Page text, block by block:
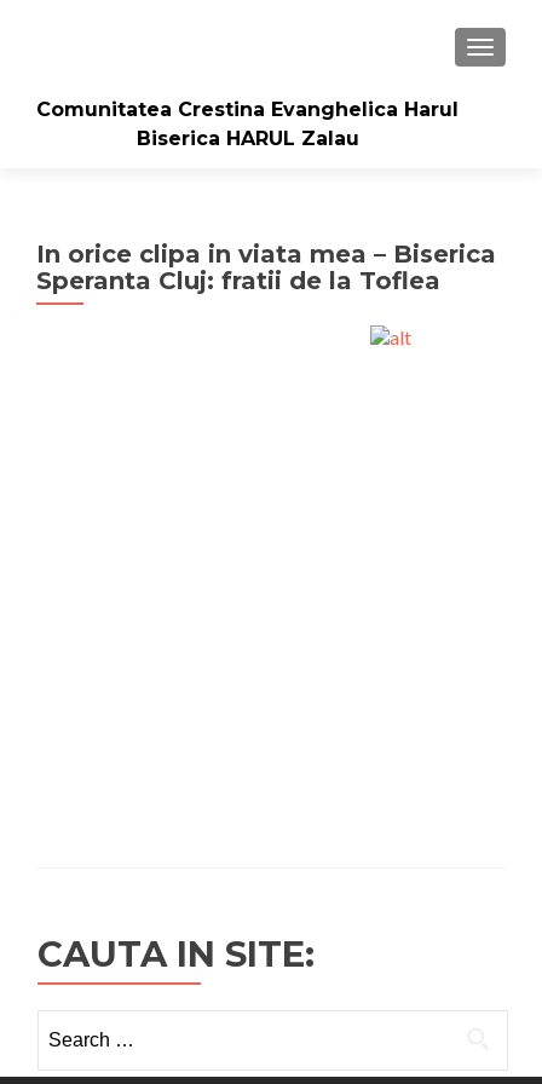
Comunitatea Crestina Evanghelica Harul
Biserica HARUL Zalau
In orice clipa in viata mea – Biserica
Speranta Cluj: fratii de la Toflea
CAUTA IN SITE:
for: